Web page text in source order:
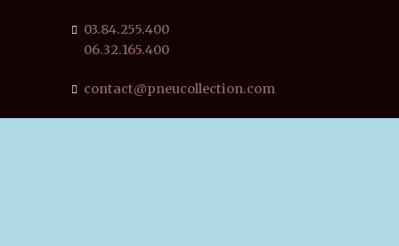
03.84.255.400
06.32.165.400
contact@pneucollection.com